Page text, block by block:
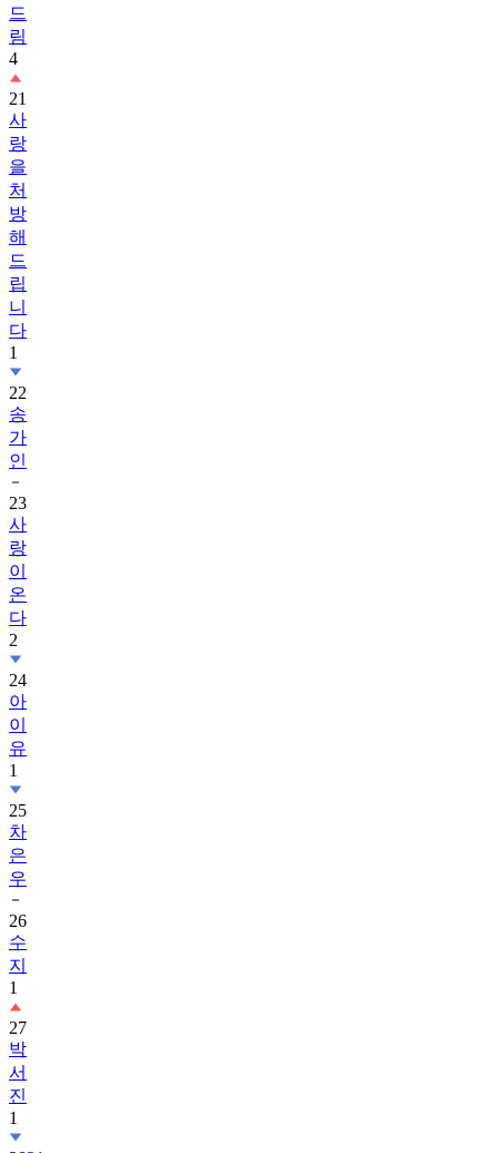
드
림
4
21
사
랑
을
처
방
해
드
립
니
다
1
22
송
가
인
23
사
랑
이
온
다
2
24
아
이
유
1
25
차
은
우
26
수
지
1
27
박
서
진
1